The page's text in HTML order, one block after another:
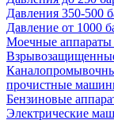
Давления 350-500
Давление от 1000
Моечные аппараты
прочистные
Бензиновые
Электрические